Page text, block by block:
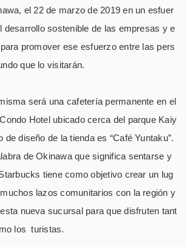
el 22 de marzo de 2019 en un esfuer
desarrollo sostenible de las empresas y e
promover ese esfuerzo entre las pers
que lo visitarán.
será una cafetería permanente en el
Hotel ubicado cerca del parque Kaiy
de diseño de la tienda es “Café Yuntaku”.
de Okinawa que significa sentarse y
tiene como objetivo crear un lug
lazos comunitarios con la región y
nueva sucursal para que disfruten tant
los turistas.